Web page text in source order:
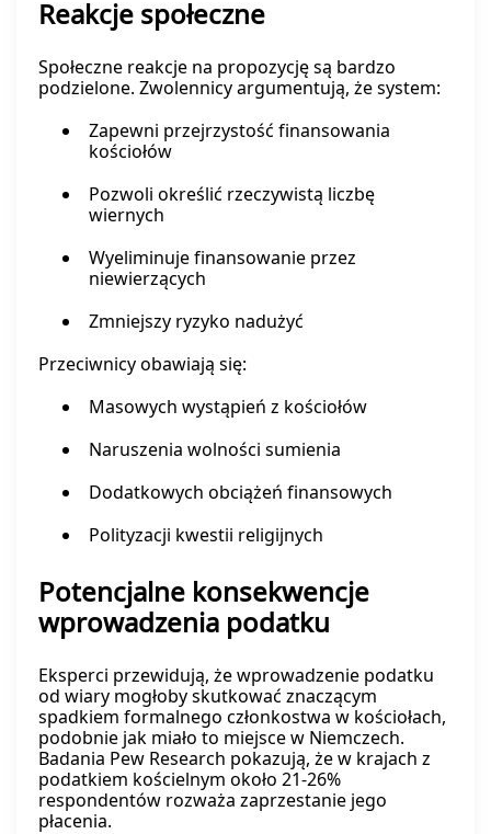
Reakcje społeczne
Społeczne reakcje na propozycję są bardzo
podzielone. Zwolennicy argumentują, że system:
Zapewni przejrzystość finansowania
kościołów
Pozwoli określić rzeczywistą liczbę
wiernych
Wyeliminuje finansowanie przez
niewierzących
Zmniejszy ryzyko nadużyć
Przeciwnicy obawiają się:
Masowych wystąpień z kościołów
Naruszenia wolności sumienia
Dodatkowych obciążeń finansowych
Polityzacji kwestii religijnych
Potencjalne konsekwencje
wprowadzenia podatku
Eksperci przewidują, że wprowadzenie podatku
od wiary mogłoby skutkować znaczącym
spadkiem formalnego członkostwa w kościołach,
podobnie jak miało to miejsce w Niemczech.
Badania Pew Research pokazują, że w krajach z
podatkiem kościelnym około 21-26%
respondentów rozważa zaprzestanie jego
płacenia.